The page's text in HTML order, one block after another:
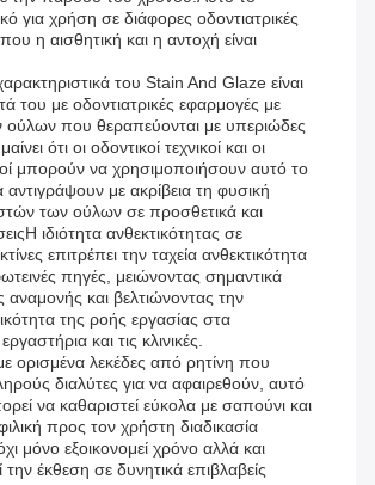
για χρήση σε διάφορες οδοντιατρικές
η αισθητική και η αντοχή είναι
του Stain And Glaze είναι
του με οδοντιατρικές εφαρμογές με
που θεραπεύονται με υπεριώδες
ότι οι οδοντικοί τεχνικοί και οι
μπορούν να χρησιμοποιήσουν αυτό το
αντιγράψουν με ακρίβεια τη φυσική
των ούλων σε προσθετικά και
ιδιότητα ανθεκτικότητας σε
επιτρέπει την ταχεία ανθεκτικότητα
πηγές, μειώνοντας σημαντικά
αναμονής και βελτιώνοντας την
της ροής εργασίας στα
και τις κλινικές.
ορισμένα λεκέδες από ρητίνη που
διαλύτες για να αφαιρεθούν, αυτό
να καθαριστεί εύκολα με σαπούνι και
προς τον χρήστη διαδικασία
μόνο εξοικονομεί χρόνο αλλά και
την έκθεση σε δυνητικά επιβλαβείς